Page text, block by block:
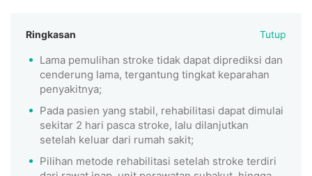
Ringkasan Tutup
Lama pemulihan stroke tidak dapat diprediksi dan
cenderung lama, tergantung tingkat keparahan
penyakitnya;
Pada pasien yang stabil, rehabilitasi dapat dimulai
sekitar 2 hari pasca stroke, lalu dilanjutkan
setelah keluar dari rumah sakit;
Pilihan metode rehabilitasi setelah stroke terdiri